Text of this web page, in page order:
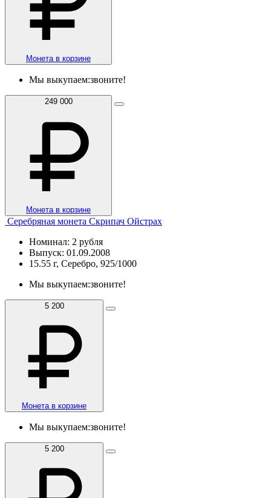
Монета в корзине
Мы выкупаем:звоните!
249 000
Монета в корзине
Серебряная монета Скрипач Ойстрах
Номинал: 2 рубля
Выпуск: 01.09.2008
15.55 г, Серебро, 925/1000
Мы выкупаем:звоните!
5 200
Монета в корзине
Мы выкупаем:звоните!
5 200